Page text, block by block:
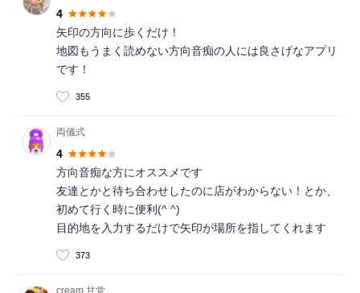
4
矢印の方向に歩くだけ！
地図もうまく読めない方向音痴の人には良さげなアプリ
です！
355
両儀式
4
方向音痴な方にオススメです
友達とかと待ち合わせしたのに店がわからない！とか、
初めて行く時に便利(^ ^)
目的地を入力するだけで矢印が場所を指してくれます
373
cream 甘党